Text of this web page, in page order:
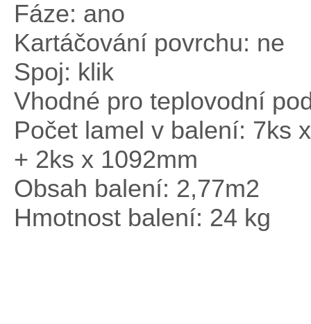
Fáze: ano
Kartáčování povrchu: ne
Spoj: klik
Vhodné pro teplovodní
Počet lamel v balení: 7ks
+ 2ks x 1092mm
Obsah balení: 2,77m2
Hmotnost balení: 24 kg